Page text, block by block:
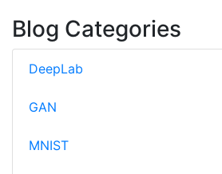
Blog Categories
DeepLab
GAN
MNIST